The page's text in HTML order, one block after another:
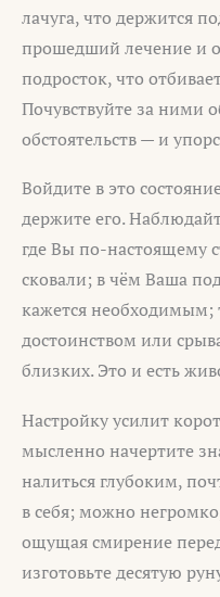
лачуга, что держится
прошедший лечение и
подросток, что
Почувствуйте за ними
обстоятельств — и
Войдите в это
держите его.
где Вы по-настоящему
сковали; в чём Ваша
кажется необходимым;
достоинством или
близких. Это и есть
Настройку усилит
мысленно начертите
налиться глубоким,
в себя; можно
ощущая смирение
изготовьте десятую